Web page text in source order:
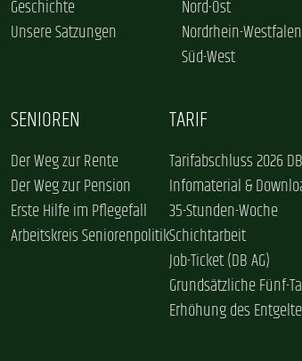
Geschichte
Unsere Satzungen
Nord-Ost
Nordrhein-Westfalen
Süd-West
SENIOREN
Der Weg zur Rente
Der Weg zur Pension
Erste Hilfe im Pflegefall
Arbeitskreis Seniorenpolitik
TARIF
Tarifabschluss 2026
Infomaterial &
35-Stunden-Woche
Schichtarbeit
Job-Ticket (DB AG)
Grundsätzliche Fünf-
Erhöhung des